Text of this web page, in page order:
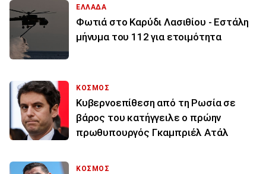
ΕΛΛΑΔΑ
Φωτιά στο Καρύδι Λασιθίου - Εστάλη
μήνυμα του 112 για ετοιμότητα
ΚΟΣΜΟΣ
Κυβερνοεπίθεση από τη Ρωσία σε
βάρος του κατήγγειλε ο πρώην
πρωθυπουργός Γκαμπριέλ Ατάλ
ΚΟΣΜΟΣ